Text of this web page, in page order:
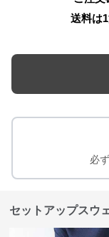
送料は
必
セットアップスウ